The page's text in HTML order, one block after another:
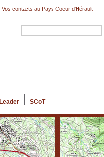
Leader SCoT
Vos contacts au Pays Coeur d'Hérault